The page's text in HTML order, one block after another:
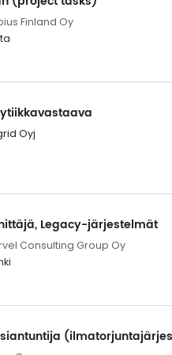
Finland Oy
Oyj
Legacy-järjestelmät
Consulting Group Oy